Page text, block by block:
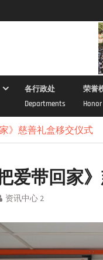
各行政处
Departments
荣誉
Honor
》慈善礼盒移交仪式
爱带回家
资讯中心 2